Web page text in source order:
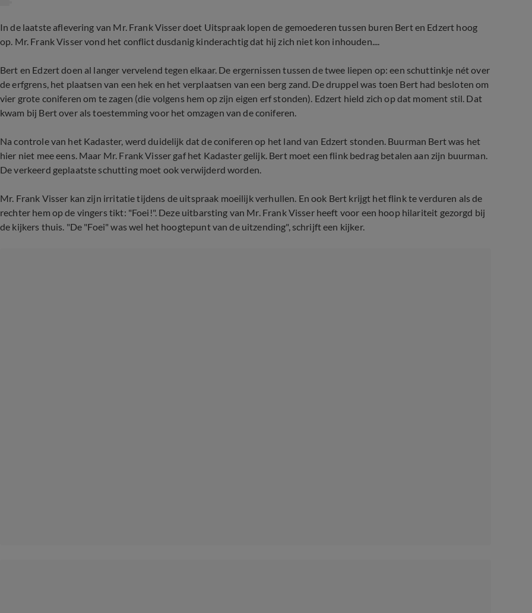
In de laatste aflevering van Mr. Frank Visser doet Uitspraak lopen de gemoederen tussen buren Bert en Edzert hoog
op. Mr. Frank Visser vond het conflict dusdanig kinderachtig dat hij zich niet kon inhouden....
Bert en Edzert doen al langer vervelend tegen elkaar. De ergernissen tussen de twee liepen op: een schuttinkje nét over
de erfgrens, het plaatsen van een hek en het verplaatsen van een berg zand. De druppel was toen Bert had besloten om
vier grote coniferen om te zagen (die volgens hem op zijn eigen erf stonden). Edzert hield zich op dat moment stil. Dat
kwam bij Bert over als toestemming voor het omzagen van de coniferen.
Na controle van het Kadaster , werd duidelijk dat de coniferen op het land van Edzert stonden. Buurman Bert was het
hier niet mee eens. Maar Mr. Frank Visser gaf het Kadaster gelijk. Bert moet een flink bedrag betalen aan zijn buurman.
De verkeerd geplaatste schutting moet ook verwijderd worden.
Mr. Frank Visser kan zijn irritatie tijdens de uitspraak moeilijk verhullen. En ook Bert krijgt het flink te verduren als de
rechter hem op de vingers tikt: "Foei!". Deze uitbarsting van Mr. Frank Visser heeft voor een hoop hilariteit gezorgd bij
de kijkers thuis. "De "Foei" was wel het hoogtepunt van de uitzending", schrijft een kijker.